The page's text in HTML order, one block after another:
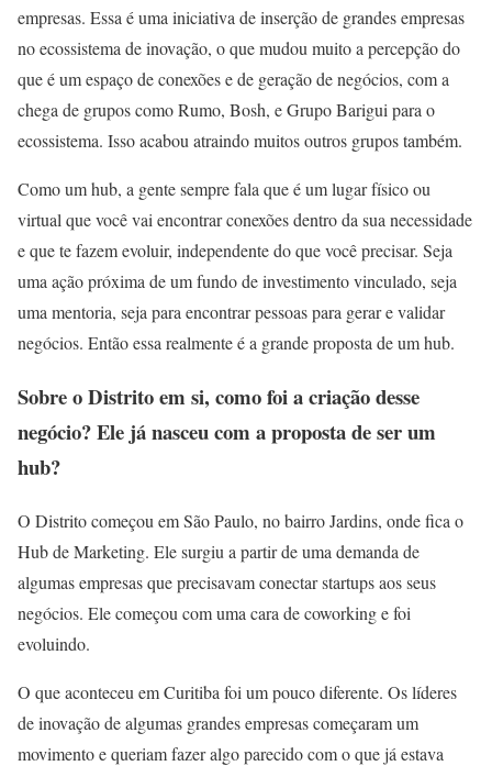
empresas. Essa é uma iniciativa de inserção de grandes empresas
no ecossistema de inovação, o que mudou muito a percepção do
que é um espaço de conexões e de geração de negócios, com a
chega de grupos como Rumo, Bosh, e Grupo Barigui para o
ecossistema. Isso acabou atraindo muitos outros grupos também.
Como um hub, a gente sempre fala que é um lugar físico ou
virtual que você vai encontrar conexões dentro da sua necessidade
e que te fazem evoluir, independente do que você precisar. Seja
uma ação próxima de um fundo de investimento vinculado, seja
uma mentoria, seja para encontrar pessoas para gerar e validar
negócios. Então essa realmente é a grande proposta de um hub.
Sobre o Distrito em si, como foi a criação desse
negócio? Ele já nasceu com a proposta de ser um
hub?
O Distrito começou em São Paulo, no bairro Jardins, onde fica o
Hub de Marketing. Ele surgiu a partir de uma demanda de
algumas empresas que precisavam conectar startups aos seus
negócios. Ele começou com uma cara de coworking e foi
evoluindo.
O que aconteceu em Curitiba foi um pouco diferente. Os líderes
de inovação de algumas grandes empresas começaram um
movimento e queriam fazer algo parecido com o que já estava